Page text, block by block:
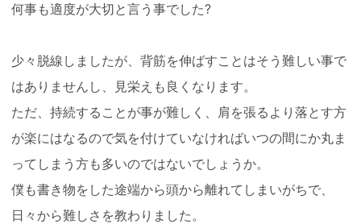
何事も適度が大切と言う事でした?
少々脱線しましたが、背筋を伸ばすことはそう難しい事で
はありませんし、見栄えも良くなります。
ただ、持続することが事が難しく、肩を張るより落とす方
が楽にはなるので気を付けていなければいつの間にか丸ま
ってしまう方も多いのではないでしょうか。
僕も書き物をした途端から頭から離れてしまいがちで、
日々から難しさを教わりました。